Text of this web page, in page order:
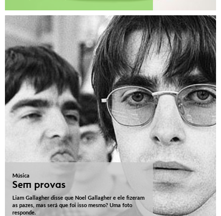
Música
Sem provas
Liam Gallagher disse que Noel Gallagher e ele fizeram
as pazes, mas será que foi isso mesmo? Uma foto
responde.